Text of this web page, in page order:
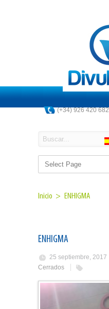
(+34) 926 420 682
Inicio > ENHIGMA
ENHIGMA
25 septiembre, 2017
Cerrados